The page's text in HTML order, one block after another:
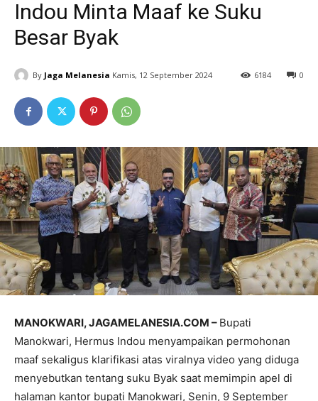
Indou Minta Maaf ke Suku
Besar Byak
By Jaga Melanesia Kamis, 12 September 2024 0
6184
MANOKWARI, JAGAMELANESIA.COM – Bupati
Manokwari, Hermus Indou menyampaikan permohonan
maaf sekaligus klarifikasi atas viralnya video yang diduga
menyebutkan tentang suku Byak saat memimpin apel di
halaman kantor bupati Manokwari, Senin, 9 September